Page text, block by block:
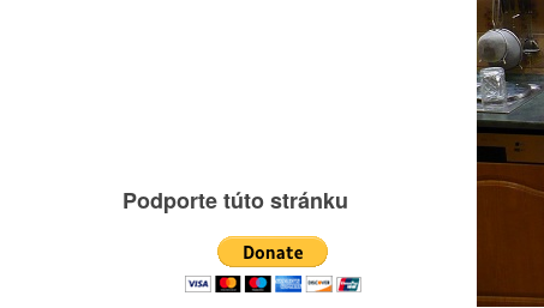
Podporte túto stránku